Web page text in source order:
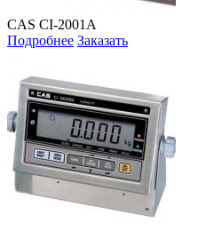
CAS CI-2001A
Подробнее Заказать